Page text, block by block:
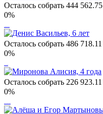
Осталось собрать 444 562.75
0%
Осталось собрать 486 718.11
0%
Осталось собрать 226 923.11
0%